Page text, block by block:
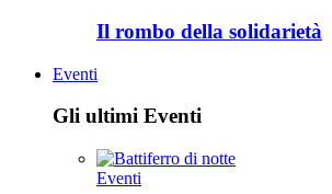
Il rombo della solidarietà
Eventi
Gli ultimi Eventi
Eventi